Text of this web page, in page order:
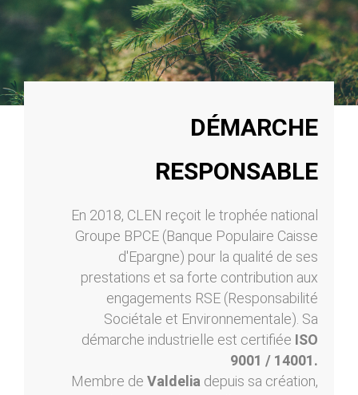
DÉMARCHE
RESPONSABLE
En 2018, CLEN reçoit le trophée national
Groupe BPCE (Banque Populaire Caisse
d'Epargne) pour la qualité de ses
prestations et sa forte contribution aux
engagements RSE (Responsabilité
Sociétale et Environnementale). Sa
démarche industrielle est certifiée ISO
9001 / 14001.
Membre de Valdelia depuis sa création,